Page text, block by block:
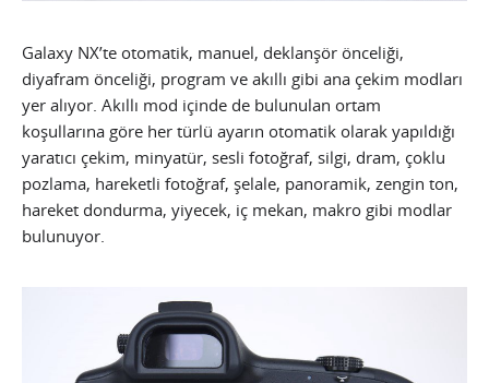
Galaxy NX’te otomatik, manuel, deklanşör önceliği,
diyafram önceliği, program ve akıllı gibi ana çekim modları
yer alıyor. Akıllı mod içinde de bulunulan ortam
koşullarına göre her türlü ayarın otomatik olarak yapıldığı
yaratıcı çekim, minyatür, sesli fotoğraf, silgi, dram, çoklu
pozlama, hareketli fotoğraf, şelale, panoramik, zengin ton,
hareket dondurma, yiyecek, iç mekan, makro gibi modlar
bulunuyor.